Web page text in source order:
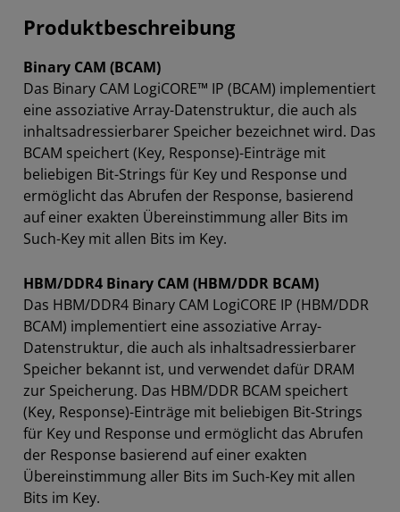
Produktbeschreibung
Binary CAM (BCAM)
Das Binary CAM LogiCORE™ IP (BCAM) implementiert
eine assoziative Array-Datenstruktur, die auch als
inhaltsadressierbarer Speicher bezeichnet wird. Das
BCAM speichert (Key, Response)-Einträge mit
beliebigen Bit-Strings für Key und Response und
ermöglicht das Abrufen der Response, basierend
auf einer exakten Übereinstimmung aller Bits im
Such-Key mit allen Bits im Key.
HBM/DDR4 Binary CAM (HBM/DDR BCAM)
Das HBM/DDR4 Binary CAM LogiCORE IP (HBM/DDR
BCAM) implementiert eine assoziative Array-
Datenstruktur, die auch als inhaltsadressierbarer
Speicher bekannt ist, und verwendet dafür DRAM
zur Speicherung. Das HBM/DDR BCAM speichert
(Key, Response)-Einträge mit beliebigen Bit-Strings
für Key und Response und ermöglicht das Abrufen
der Response basierend auf einer exakten
Übereinstimmung aller Bits im Such-Key mit allen
Bits im Key.